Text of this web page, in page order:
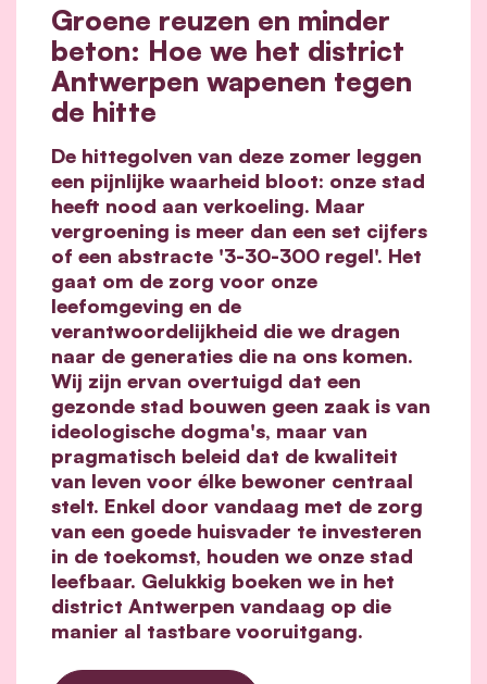
Groene reuzen en minder
beton: Hoe we het district
Antwerpen wapenen tegen
de hitte
De hittegolven van deze zomer leggen
een pijnlijke waarheid bloot: onze stad
heeft nood aan verkoeling. Maar
vergroening is meer dan een set cijfers
of een abstracte '3-30-300 regel'. Het
gaat om de zorg voor onze
leefomgeving en de
verantwoordelijkheid die we dragen
naar de generaties die na ons komen.
Wij zijn ervan overtuigd dat een
gezonde stad bouwen geen zaak is van
ideologische dogma's, maar van
pragmatisch beleid dat de kwaliteit
van leven voor élke bewoner centraal
stelt. Enkel door vandaag met de zorg
van een goede huisvader te investeren
in de toekomst, houden we onze stad
leefbaar. Gelukkig boeken we in het
district Antwerpen vandaag op die
manier al tastbare vooruitgang.